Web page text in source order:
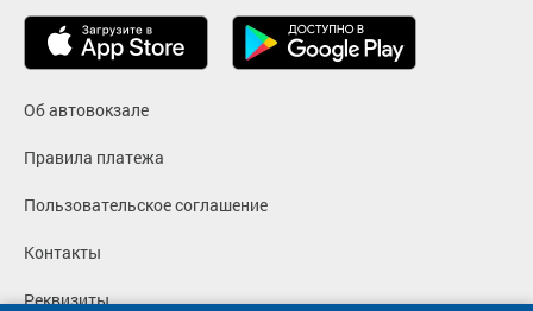
Об автовокзале
Правила платежа
Пользовательское соглашение
Контакты
Реквизиты